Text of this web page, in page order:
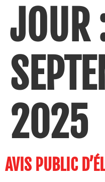
JOUR
2025
AVIS PUBLIC